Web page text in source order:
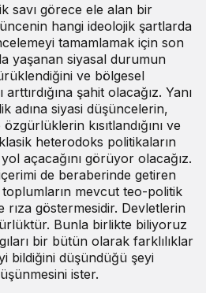
savı görece ele alan bir
hangi ideolojik şartlarda
tamamlamak için son
yaşanan siyasal durumun
ve bölgesel
şahit olacağız. Yanı
adına siyasi düşüncelerin,
kısıtlandığını ve
heterodoks politikaların
açacağını görüyor olacağız.
de beraberinde getiren
mevcut teo-politik
rıza göstermesidir. Devletlerin
Bunla birlikte biliyoruz
bir bütün olarak farklılıklar
bildiğini düşündüğü şeyi
ister.